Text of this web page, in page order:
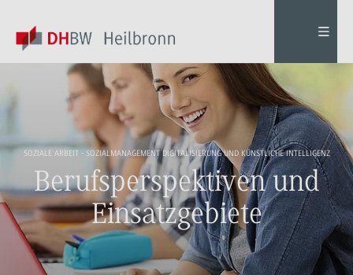
SOZIALE ARBEIT - SOZIALMANAGEMENT DIGITALISIERUNG UND KÜNSTLICHE INTELLIGENZ
Berufsperspektiven und
Einsatzgebiete